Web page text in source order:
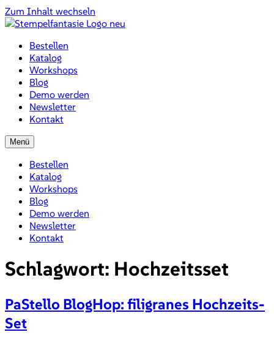
Zum Inhalt wechseln
Bestellen
Katalog
Workshops
Blog
Demo werden
Newsletter
Kontakt
Menü
Bestellen
Katalog
Workshops
Blog
Demo werden
Newsletter
Kontakt
Schlagwort: Hochzeitsset
PaStello BlogHop: filigranes Hochzeits-
Set